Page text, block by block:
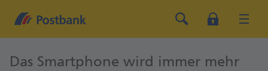
Das Smartphone wird immer mehr